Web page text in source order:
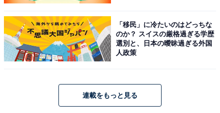
「移民」に冷たいのはどっちな
のか？ スイスの厳格過ぎる学歴
選別と、日本の曖昧過ぎる外国
人政策
連載をもっと見る